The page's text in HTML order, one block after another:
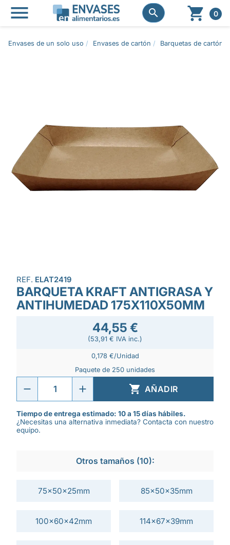
 
  0
Envases de un solo uso Envases de cartón Barquetas de cartón
REF. ELAT2419
BARQUETA KRAFT ANTIGRASA Y
ANTIHUMEDAD 175X110X50MM
44,55 €
(53,91 € IVA inc.)
0,178 €/Unidad
Paquete de 250 unidades
 AÑADIR
Tiempo de entrega estimado: 10 a 15 días hábiles.
¿Necesitas una alternativa inmediata? Contacta con nuestro
equipo.
Otros tamaños (10):
75x50x25mm 85x50x35mm
100x60x42mm 114x67x39mm